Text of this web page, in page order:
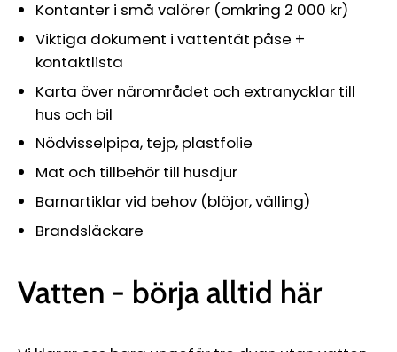
Kontanter i små valörer (omkring 2 000 kr)
Viktiga dokument i vattentät påse +
kontaktlista
Karta över närområdet och extranycklar till
hus och bil
Nödvisselpipa, tejp, plastfolie
Mat och tillbehör till husdjur
Barnartiklar vid behov (blöjor, välling)
Brandsläckare
Vatten - börja alltid här